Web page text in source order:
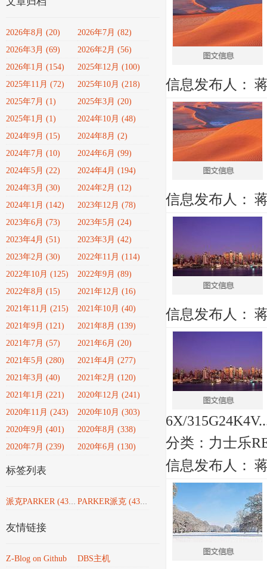
2026年8月 (20)
2026年7月 (82)
2026年3月 (69)
2026年2月 (56)
2026年1月 (154)
2025年12月 (100)
2025年11月 (72)
2025年10月 (218)
2025年7月 (1)
2025年3月 (20)
2025年1月 (1)
2024年10月 (48)
2024年9月 (15)
2024年8月 (2)
2024年7月 (10)
2024年6月 (99)
2024年5月 (22)
2024年4月 (194)
2024年3月 (30)
2024年2月 (12)
2024年1月 (142)
2023年12月 (78)
2023年6月 (73)
2023年5月 (24)
2023年4月 (51)
2023年3月 (42)
2023年2月 (30)
2022年11月 (114)
2022年10月 (125)
2022年9月 (89)
2022年8月 (15)
2021年12月 (16)
2021年11月 (215)
2021年10月 (40)
2021年9月 (121)
2021年8月 (139)
2021年7月 (57)
2021年6月 (20)
2021年5月 (280)
2021年4月 (277)
2021年3月 (40)
2021年2月 (120)
2021年1月 (221)
2020年12月 (241)
2020年11月 (243)
2020年10月 (303)
2020年9月 (401)
2020年8月 (338)
2020年7月 (239)
2020年6月 (130)
标签列表
派克PARKER(4351) PARKER派克 (4351)
友情链接
Z-Blog on Github
DBS主机
信息发布人：
信息发布人：
信息发布人：
6X/
分类： 力士乐
信息发布人：